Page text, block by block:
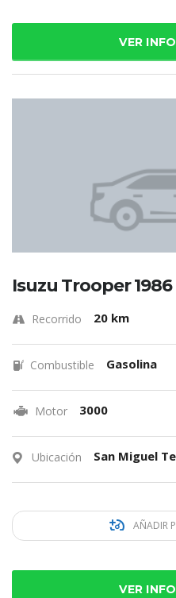
VER
Isuzu Trooper 1986
Recorrido 20 km
Combustible Gasolina
Motor 3000
Ubicación San Miguel
AÑADIR
VER